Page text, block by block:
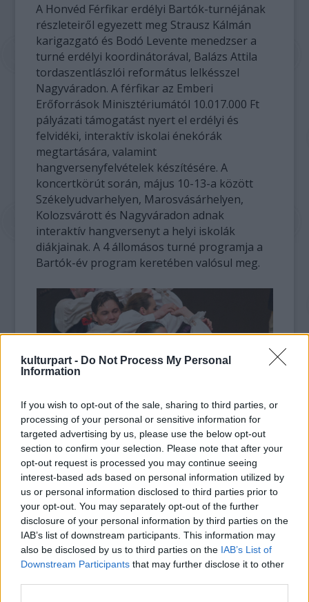
kulturpart - Do Not Process My Personal
Information
If you wish to opt-out of the sale, sharing to third parties, or
processing of your personal or sensitive information for
targeted advertising by us, please use the below opt-out
section to confirm your selection. Please note that after your
opt-out request is processed you may continue seeing
interest-based ads based on personal information utilized by
us or personal information disclosed to third parties prior to
your opt-out. You may separately opt-out of the further
disclosure of your personal information by third parties on the
IAB’s list of downstream participants. This information may
also be disclosed by us to third parties on the IAB’s List of
Downstream Participants that may further disclose it to other
A Honvéd Férfikar erdélyi Bartók-turnéjának
részleteiről egyezett meg Strausz Kálmán
karigazgató és Bodó Levente menedzser a
turné erdélyi koordinátorával, Balázs Attila
tordaszentlászlói református lelkésszel
Nagyváradon. A férfikar az Emberi
Erőforrások Minisztériumától 10.017.000 Ft
pályázati támogatást nyert el erdélyi és
felvidéki, interaktív iskolai énekórák
megtartására, valamint
hangversenyfelvételek készítésére. A
koncertkörút során, május 10-13-a között
Székelyudvarhelyen, Marosvásárhelyen,
Kolozsvárott és Nagyváradon adnak
interaktív hangversenyt a helyi iskolák
diákjainak. A 4 állomásos turné programja a
Bartók-év program keretében valósul meg.
A Magyar Nemzeti Táncegyüttes, a Honvéd
Együttes tánckara, váltva énekes kollégáikat
május 15-től indulnak erdélyiÉlő Martin
Archívumturnéjukra. A programsorozat
érdekessége, hogy az eredeti adatközlőktől
tanult és rögzített táncanyagot az eredeti
helyszíneken mutatja be a tánckar és a